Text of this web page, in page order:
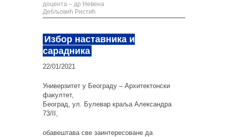
доцента – др Невена
Дебљовић Ристић
Избор наставника и
сарадника
22/01/2021
Универзитет у Београду – Архитектонски
факултет,
Београд, ул. Булевар краља Александра
73/II,
обавештава све заинтересоване да